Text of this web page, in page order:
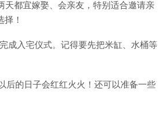
天都宜嫁娶、会亲友，特别适合邀请亲
！
成入宅仪式。记得要先把米缸、水桶等
后的日子会红红火火！还可以准备一些